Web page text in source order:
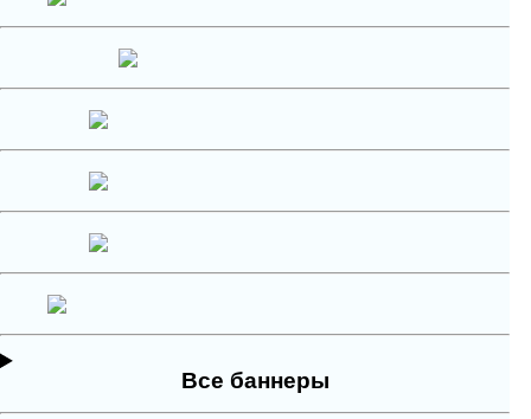
Все баннеры